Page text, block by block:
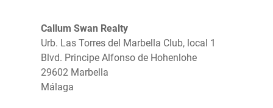
Callum Swan Realty
Urb. Las Torres del Marbella Club, local 1
Blvd. Principe Alfonso de Hohenlohe
29602 Marbella
Málaga